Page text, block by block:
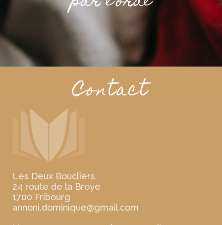
Contact
Les Deux Boucliers
24 route de la Broye
1700 Fribourg
moc.liamg@euqinimod.inonna